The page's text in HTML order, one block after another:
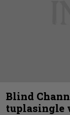
Blind
tuplasingle